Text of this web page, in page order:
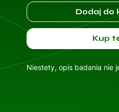
Dodaj do
Kup
Niestety, opis badania nie